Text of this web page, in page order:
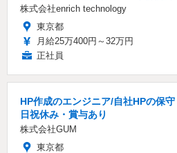
株式会社enrich technology
東京都
月給25万400円～32万円
正社員
HP作成のエンジニア/自社HPの保
日祝休み・賞与あり
株式会社GUM
東京都